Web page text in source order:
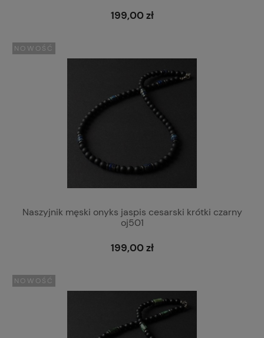
199,00 zł
Naszyjnik męski onyks jaspis cesarski krótki czarny
oj501
199,00 zł
NOWOŚĆ
NOWOŚĆ